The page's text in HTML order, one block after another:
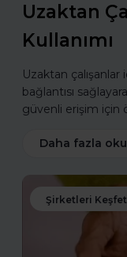
Uzaktan
Kullanımı
Uzaktan
bağlantısı
güvenli erişim için
Daha fazla oku
Şirketleri Keşfet